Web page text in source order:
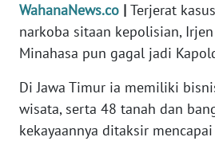
WahanaNews.co | Terjerat
narkoba sitaan kepolisian, Irjen
Minahasa pun gagal jadi
Di Jawa Timur ia memiliki
wisata, serta 48 tanah dan
kekayaannya ditaksir
Informasi
INDEKS
KONTAK
KAMI